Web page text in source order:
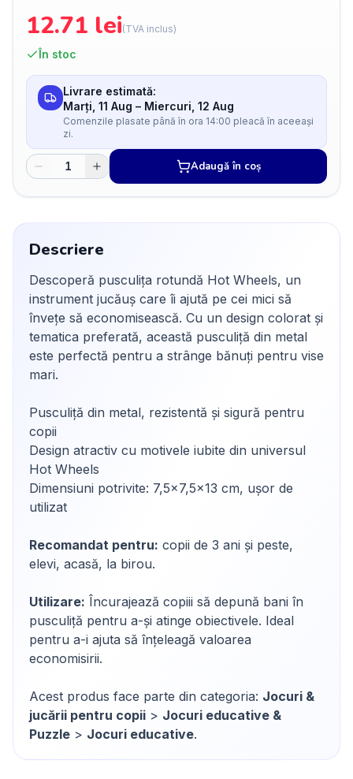
12.71 lei(TVA inclus)
În stoc
Livrare estimată:
Marți, 11 Aug – Miercuri, 12 Aug
Comenzile plasate până în ora 14:00 pleacă în aceeași
zi.
Adaugă în coș
Descriere
Descoperă pusculița rotundă Hot Wheels, un
instrument jucăuș care îi ajută pe cei mici să
învețe să economisească. Cu un design colorat și
tematica preferată, această pusculiță din metal
este perfectă pentru a strânge bănuți pentru vise
mari.
Pusculiță din metal, rezistentă și sigură pentru
copii
Design atractiv cu motivele iubite din universul
Hot Wheels
Dimensiuni potrivite: 7,5x7,5x13 cm, ușor de
utilizat
Recomandat pentru: copii de 3 ani și peste,
elevi, acasă, la birou.
Utilizare: Încurajează copiii să depună bani în
pusculiță pentru a-și atinge obiectivele. Ideal
pentru a-i ajuta să înțeleagă valoarea
economisirii.
Acest produs face parte din categoria: Jocuri &
jucării pentru copii > Jocuri educative &
Puzzle > Jocuri educative.